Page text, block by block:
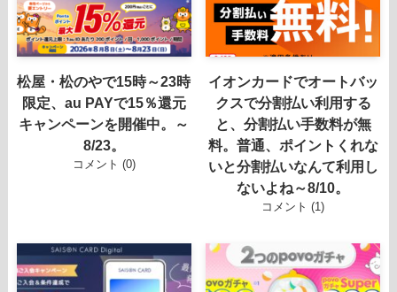
松屋・松のやで15時～23時
限定、au PAYで15％還元
キャンペーンを開催中。～
8/23。
コメント (0)
イオンカードでオートバッ
クスで分割払い利用する
と、分割払い手数料が無
料。普通、ポイントくれな
いと分割払いなんて利用し
ないよね～8/10。
コメント (1)